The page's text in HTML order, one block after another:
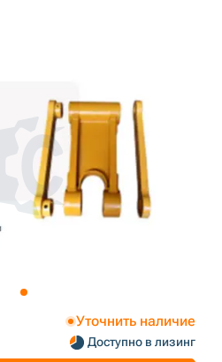
Уточнить наличие
Доступно в лизинг